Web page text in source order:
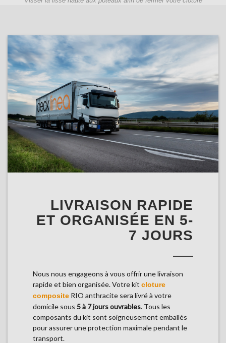
LIVRAISON RAPIDE
ET ORGANISÉE EN 5-
7 JOURS
Nous nous engageons à vous offrir une livraison
rapide et bien organisée. Votre kit cloture
composite RIO anthracite sera livré à votre
domicile sous 5 à 7 jours ouvrables. Tous les
composants du kit sont soigneusement emballés
pour assurer une protection maximale pendant le
transport.